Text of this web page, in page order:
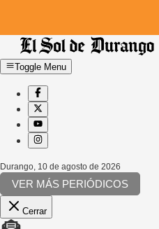
Toggle Menu
Durango 10 de agosto de 2026
VER MÁS PERIÓDICOS
Cerrar